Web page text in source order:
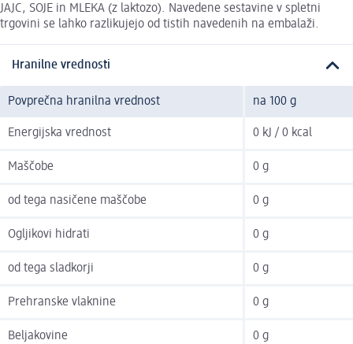
JAJC, SOJE in MLEKA (z laktozo). Navedene sestavine v spletni
trgovini se lahko razlikujejo od tistih navedenih na embalaži.
Hranilne vrednosti
Povprečna hranilna vrednost na 100 g
Energijska vrednost 0 kJ / 0 kcal
Maščobe 0 g
od tega nasičene maščobe 0 g
Ogljikovi hidrati 0 g
od tega sladkorji 0 g
Prehranske vlaknine 0 g
Beljakovine 0 g